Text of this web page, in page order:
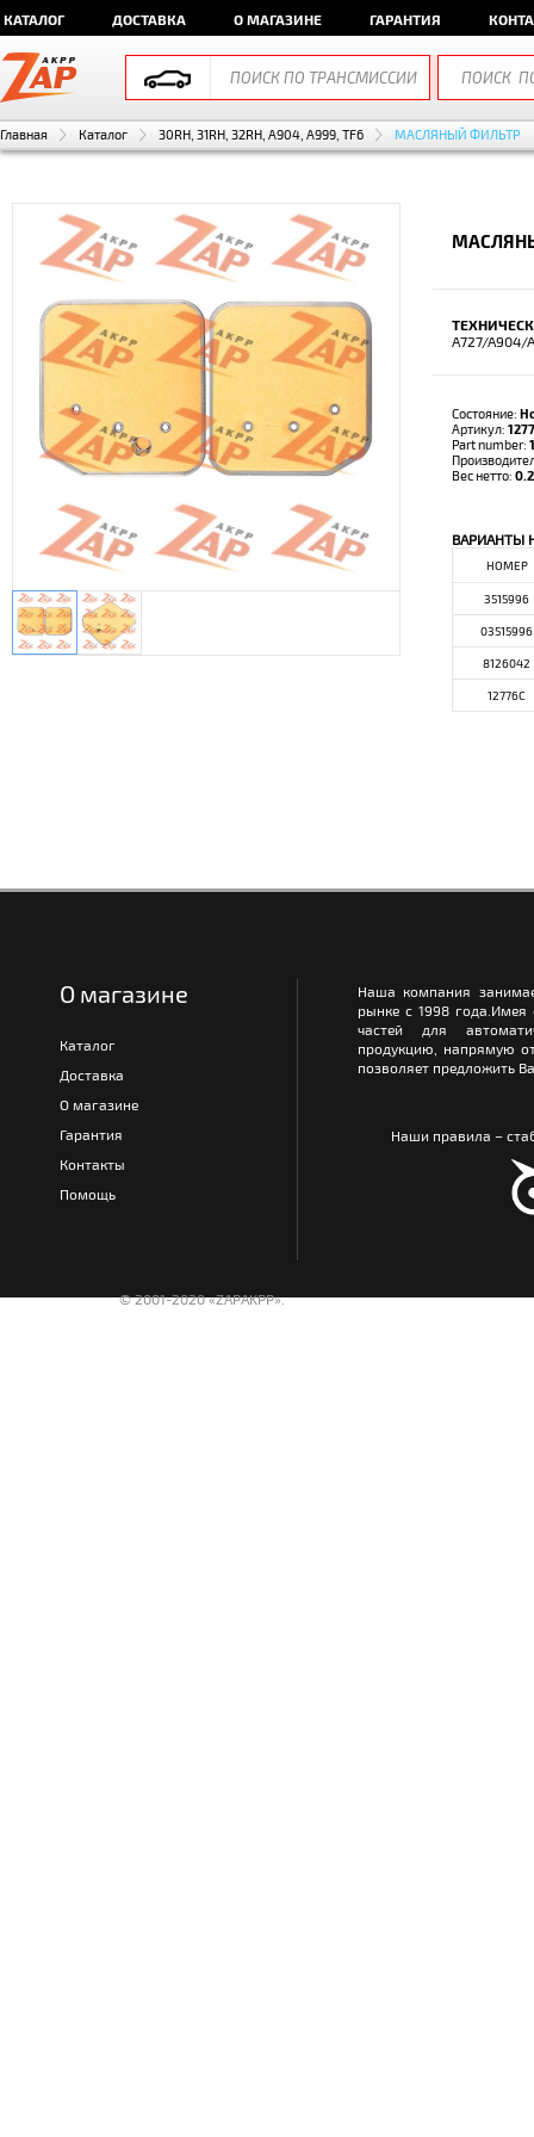
КАТАЛОГ ДОСТАВКА О МАГАЗИНЕ ГАРАНТИЯ
Главная Каталог 30RH, 31RH, 32RH, A904, A999, TF6 МАСЛЯНЫЙ ФИЛЬТР
A727/A904/
Состояние:
Артикул:
Part number:
Вес нетто:
ВАРИАНТЫ
НОМЕР
3515996
03515996
8126042
12776C
О магазине
Каталог
Доставка
О магазине
Гарантия
Контакты
Помощь
Наша компания
рынке с 1998
частей для
продукцию, напрямую
позволяет предложить
Наши правила –
© 2001-2020 «ZAPAKPP».